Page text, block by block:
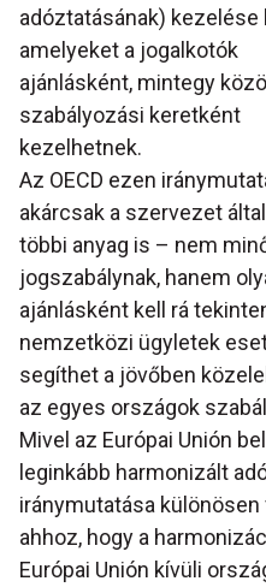
adóztatásának) kezelése
amelyeket a jogalkotók
ajánlásként, mintegy
szabályozási keretként
kezelhetnek.
Az OECD ezen
akárcsak a szervezet
többi anyag is – nem
jogszabálynak, hanem
ajánlásként kell rá
nemzetközi ügyletek
segíthet a jövőben
az egyes országok
Mivel az Európai Unión
leginkább harmonizált
iránymutatása
ahhoz, hogy a
Európai Unión kívüli